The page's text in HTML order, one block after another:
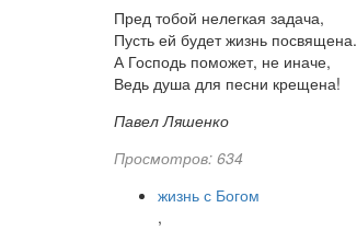
Пред тобой нелегкая задача,
Пусть ей будет жизнь посвящена.
А Господь поможет, не иначе,
Ведь душа для песни крещена!
Павел Ляшенко
Просмотров: 634
жизнь с Богом
,